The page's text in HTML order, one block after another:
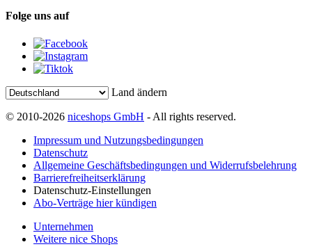
Folge uns auf
Land ändern
© 2010-2026 niceshops GmbH - All rights reserved.
Impressum und Nutzungsbedingungen
Datenschutz
Allgemeine Geschäftsbedingungen und Widerrufsbelehrung
Barrierefreiheitserklärung
Datenschutz-Einstellungen
Abo-Verträge hier kündigen
Unternehmen
Weitere nice Shops